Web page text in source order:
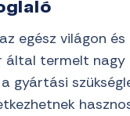
egész világon
termelt nagy
gyártási